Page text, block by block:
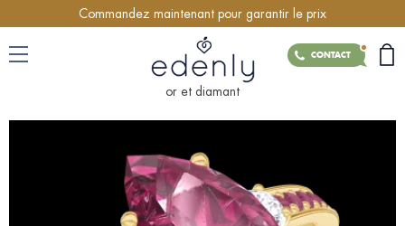
Commandez maintenant pour garantir le prix
CONTACT
or et diamant